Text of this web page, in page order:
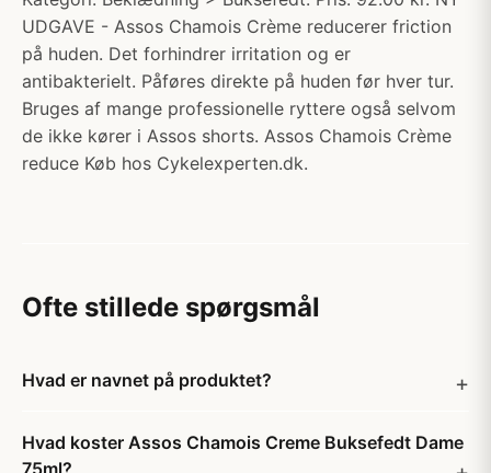
UDGAVE - Assos Chamois Crème reducerer friction
på huden. Det forhindrer irritation og er
antibakterielt. Påføres direkte på huden før hver tur.
Bruges af mange professionelle ryttere også selvom
de ikke kører i Assos shorts. Assos Chamois Crème
reduce Køb hos Cykelexperten.dk.
Ofte stillede spørgsmål
Hvad er navnet på produktet?
Hvad koster Assos Chamois Creme Buksefedt Dame
75ml?